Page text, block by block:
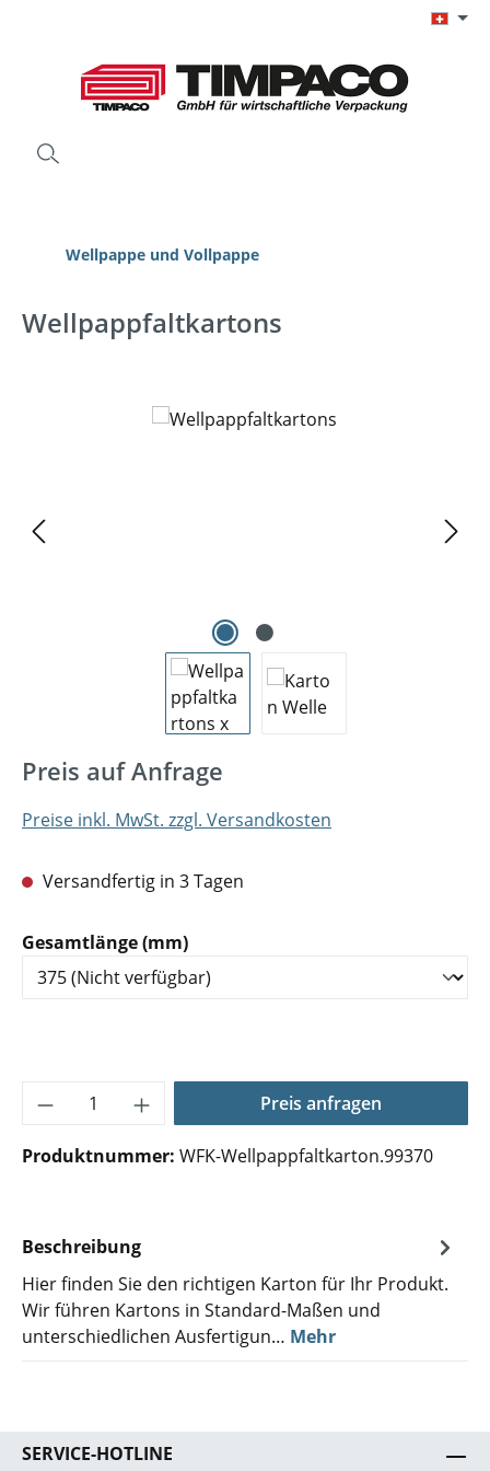
Wellpappe und Vollpappe
Wellpappfaltkartons
Bildergalerie überspringen
Preis auf Anfrage
Preise inkl. MwSt. zzgl. Versandkosten
Versandfertig in 3 Tagen
Gesamtlänge (mm)auswählen
Produkt Anzahl: Gib den gewünschten
Preis anfragen
Produktnummer: WFK-Wellpappfaltkarton.99370
Beschreibung
Hier finden Sie den richtigen Karton für Ihr Produkt.
Wir führen Kartons in Standard-Maßen und
unterschiedlichen Ausfertigun… Mehr
SERVICE-HOTLINE